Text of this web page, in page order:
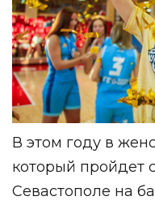
В этом году в
который пройдет
Севастополе на